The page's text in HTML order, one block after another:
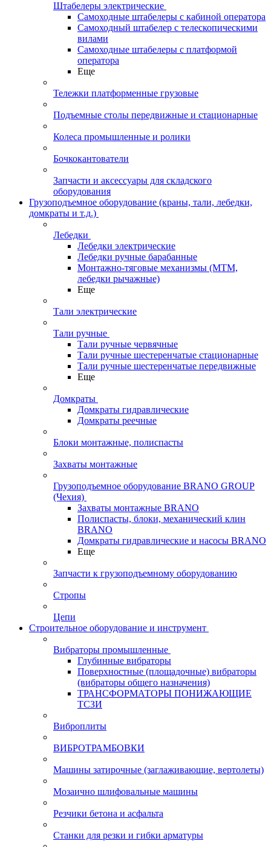
Штабелеры электрические
Самоходные штабелеры с кабиной оператора
Самоходный штабелер с телескопическими
вилами
Самоходные штабелеры с платформой
оператора
Еще
Тележки платформенные грузовые
Подъемные столы передвижные и стационарные
Колеса промышленные и ролики
Бочкокантователи
Запчасти и аксессуары для складского
оборудования
Грузоподъемное оборудование (краны, тали, лебедки,
домкраты и т.д.)
Лебедки
Лебедки электрические
Лебедки ручные барабанные
Монтажно-тяговые механизмы (МТМ,
лебедки рычажные)
Еще
Тали электрические
Тали ручные
Тали ручные червячные
Тали ручные шестеренчатые стационарные
Тали ручные шестеренчатые передвижные
Еще
Домкраты
Домкраты гидравлические
Домкраты реечные
Блоки монтажные, полиспасты
Захваты монтажные
Грузоподъемное оборудование BRANO GROUP
(Чехия)
Захваты монтажные BRANO
Полиспасты, блоки, механический клин
BRANO
Домкраты гидравлические и насосы BRANO
Еще
Запчасти к грузоподъемному оборудованию
Стропы
Цепи
Строительное оборудование и инструмент
Вибраторы промышленные
Глубинные вибраторы
Поверхностные (площадочные) вибраторы
(вибраторы общего назначения)
ТРАНСФОРМАТОРЫ ПОНИЖАЮЩИЕ
ТСЗИ
Виброплиты
ВИБРОТРАМБОВКИ
Машины затирочные (заглаживающие, вертолеты)
Мозаично шлифовальные машины
Резчики бетона и асфальта
Станки для резки и гибки арматуры